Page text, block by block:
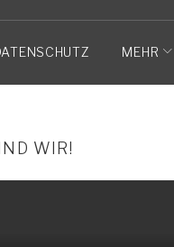
MEHR
WIR!